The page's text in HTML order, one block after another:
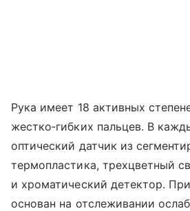
Рука имеет 18 активных
жестко‑гибких пальцев. В
оптический датчик из
термопластика, трехцветный
и хроматический детектор.
основан на отслеживании